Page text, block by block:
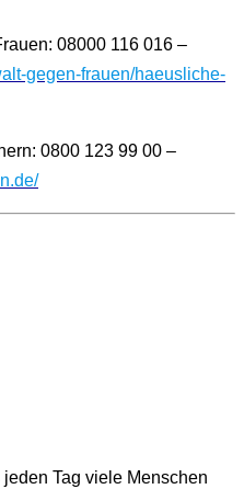
08000 116 016 –
gegen-frauen/haeusliche-
0800 123 99 00 –
Tag viele Menschen